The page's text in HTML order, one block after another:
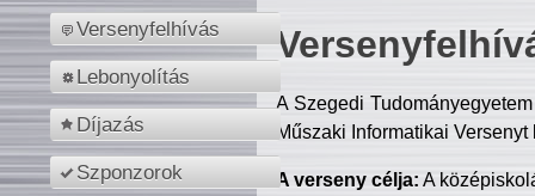
Versenyfelhívás
Lebonyolítás
Díjazás
Szponzorok
A Szegedi
Műszaki Informatikai
A verseny célja: A